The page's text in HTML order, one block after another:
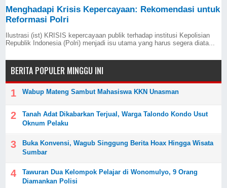
Menghadapi Krisis Kepercayaan: Rekomendasi untuk
Reformasi Polri
Ilustrasi (ist) KRISIS kepercayaan publik terhadap institusi Kepolisian
Republik Indonesia (Polri) menjadi isu utama yang harus segera diata...
BERITA POPULER MINGGU INI
Wabup Mateng Sambut Mahasiswa KKN Unasman
Tanah Adat Dikabarkan Terjual, Warga Talondo Kondo Usut
Oknum Pelaku
Buka Konvensi, Wagub Singgung Berita Hoax Hingga Wisata
Sumbar
Tawuran Dua Kelompok Pelajar di Wonomulyo, 9 Orang
Diamankan Polisi